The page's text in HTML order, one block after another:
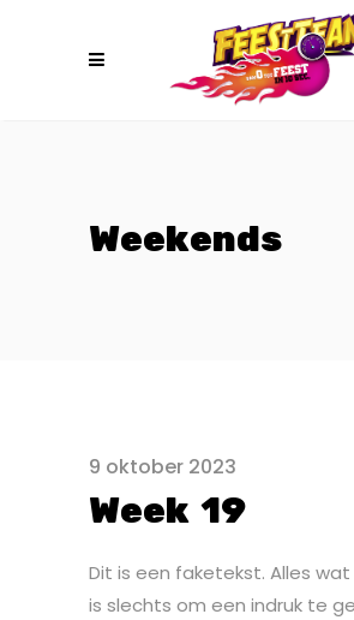
Weekends
9 oktober 2023
Week 19
Dit is een faketekst. Alles
is slechts om een indruk te